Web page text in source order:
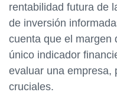
rentabilidad futura de
de inversión
cuenta que el margen
único indicador
evaluar una empresa,
cruciales.